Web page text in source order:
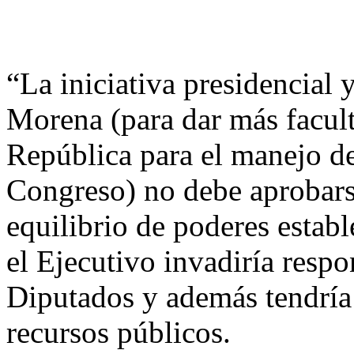
“La iniciativa presidencial
Morena (para dar más
República para el manejo
Congreso) no debe
equilibrio de poderes
el Ejecutivo invadiría
Diputados y además
recursos públicos.